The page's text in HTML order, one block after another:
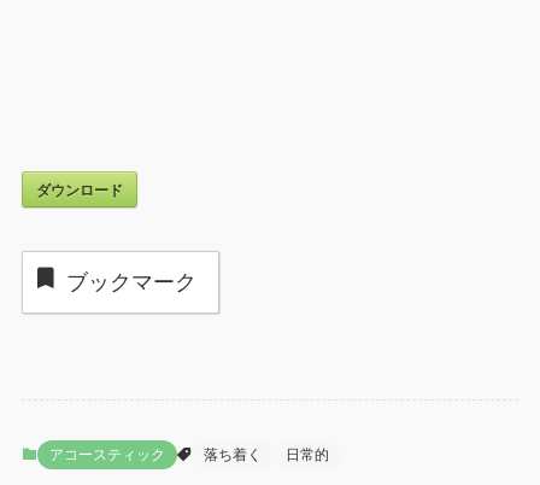
ダウンロード
ブックマーク
アコースティック 落ち着く 日常的